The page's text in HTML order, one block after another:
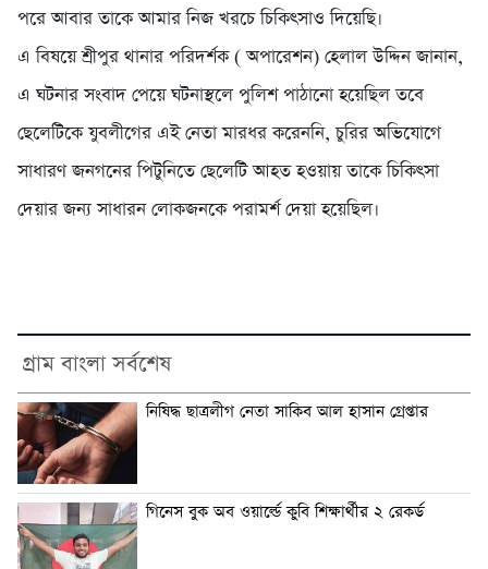
পরে আবার তাকে আমার নিজ খরচে চিকিৎসাও দিয়েছি।
এ বিষয়ে শ্রীপুর থানার পরিদর্শক ( অপারেশন) হেলাল উদ্দিন জানান,
এ ঘটনার সংবাদ পেয়ে ঘটনাস্থলে পুলিশ পাঠানো হয়েছিল তবে
ছেলেটিকে যুবলীগের এই নেতা মারধর করেননি, চুরির অভিযোগে
সাধারণ জনগনের পিটুনিতে ছেলেটি আহত হওয়ায় তাকে চিকিৎসা
দেয়ার জন্য সাধারন লোকজনকে পরামর্শ দেয়া হয়েছিল।
গ্রাম বাংলা সর্বশেষ
নিষিদ্ধ ছাত্রলীগ নেতা সাকিব আল হাসান গ্রেপ্তার
গিনেস বুক অব ওয়ার্ল্ডে কুবি শিক্ষার্থীর ২ রেকর্ড